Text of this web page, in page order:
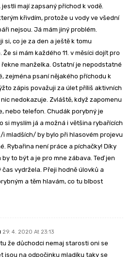
mají zapsaný příchod k vodě.
křivdím, protože u vody ve všední
nejsou. Já mám jiný problém.
si, co je za den a ještě k tomu
si mám každého 11. v měsíci dojít pro
řekne manželka. Ostatní je nepodstatné
zejména psaní nějakého příchodu k
zápis považuji za úlet příliš aktivních
nedokazuje. Zvláště, když zapomenu
nebo telefon. Chudák porybný je
si myslím já a možná i většina rybařících
i mladších/ by bylo při hlasovém projevu
Rybařina není práce a píchačky! Díky
by to být a je pro mne zábava. Teď jen
čas vydržela. Přeji hodně úlovků a
a těm hlavám, co tu blbost
29. 4. 2020 At 23:13
že důchodci nemaj starosti oni se
jsou na odpočinku mladíku taky se